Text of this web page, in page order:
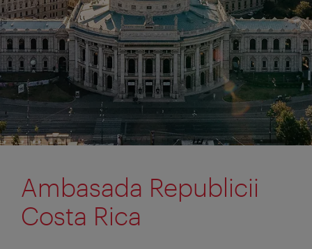
Ambasada Republicii
Costa Rica